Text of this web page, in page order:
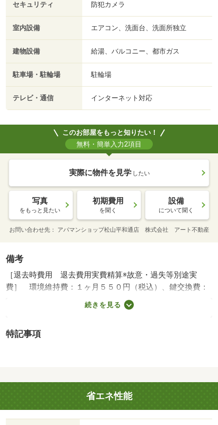
セキュリティ 防犯カメラ
室内設備 エアコン、洗面台、洗面所独立
建物設備 給湯、バルコニー、都市ガス
駐車場・駐輪場 駐輪場
テレビ・通信 インターネット対応
このお部屋をもっと知りたい！
無料・簡単入力2項目
実際に物件を見学 したい
写真
をもっと見たい
初期費用
を聞く
設備
について聞く
お問い合わせ先 アパマンショップ松山平和通店 株式会社 アート不動産
備考
［退去時費用 退去費用実費精算※故意・過失等別途実
費］ 環境維持費：１ヶ月５５０円（税込）、鍵交換費：
ご契約時１６５００円（税込）、退去時清掃費：５２２５
０円（税込）、インターネット利用料：有料、更新手数
６１４９６７０・賃貸保証等：加入要（家賃等の１００％
続きを見る
特記事項
省エネ性能